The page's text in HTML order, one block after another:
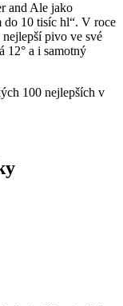
and Ale jako
do 10 tisíc hl“. V roce
pivo ve své
12° a i samotný
100 nejlepších v